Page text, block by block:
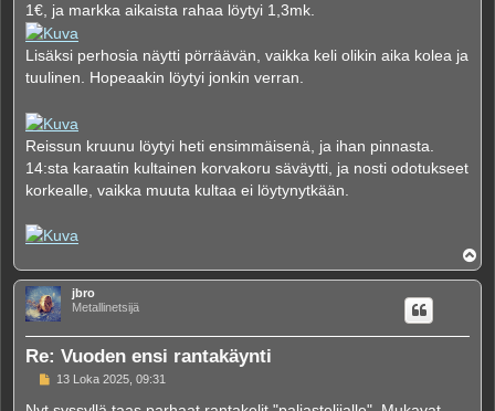
1€, ja markka aikaista rahaa löytyi 1,3mk.
Lisäksi perhosia näytti pörräävän, vaikka keli olikin aika kolea ja
tuulinen. Hopeaakin löytyi jonkin verran.
Reissun kruunu löytyi heti ensimmäisenä, ja ihan pinnasta.
14:sta karaatin kultainen korvakoru säväytti, ja nosti odotukseet
korkealle, vaikka muuta kultaa ei löytynytkään.
l
ö
jbro
Metallinetsijä
Re: Vuoden ensi rantakäynti
V
e
13 Loka 2025, 09:31